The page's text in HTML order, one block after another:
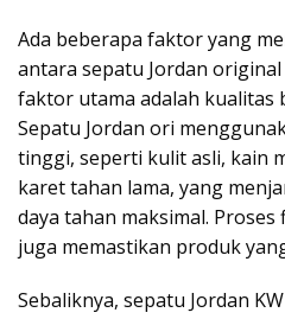
Ada beberapa faktor yang
antara sepatu Jordan original
faktor utama adalah kualitas
Sepatu Jordan ori
tinggi, seperti kulit asli, kain
karet tahan lama, yang
daya tahan maksimal.
juga memastikan produk
Sebaliknya, sepatu Jordan